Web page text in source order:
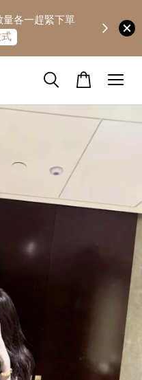
量各一趕緊下單